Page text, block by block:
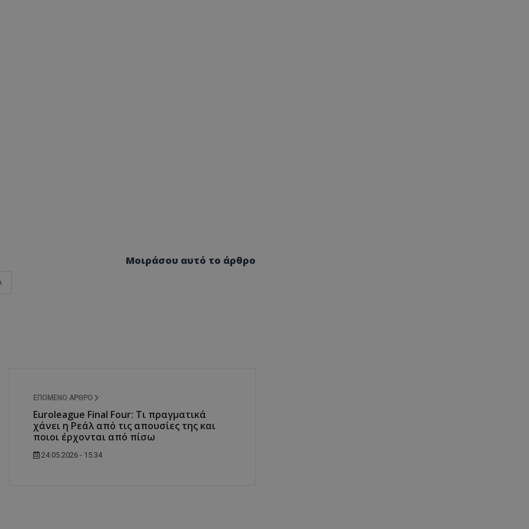
Μοιράσου αυτό το άρθρο
ΕΠΌΜΕΝΟ ΆΡΘΡΟ
Euroleague Final Four: Τι πραγματικά
χάνει η Ρεάλ από τις απουσίες της και
ποιοι έρχονται από πίσω
24.05.2026 - 15:34